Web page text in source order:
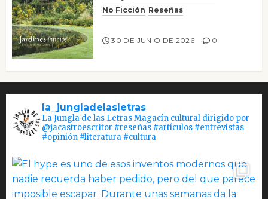
No Ficción Reseñas
30 DE JUNIO DE 2026 0
la_jungladelasletras
La Jungla de las Letras Magacín cultural dirigido por
@jacastroescritor #reseñas #artículos #entrevistas
#opinión #literatura #cultura